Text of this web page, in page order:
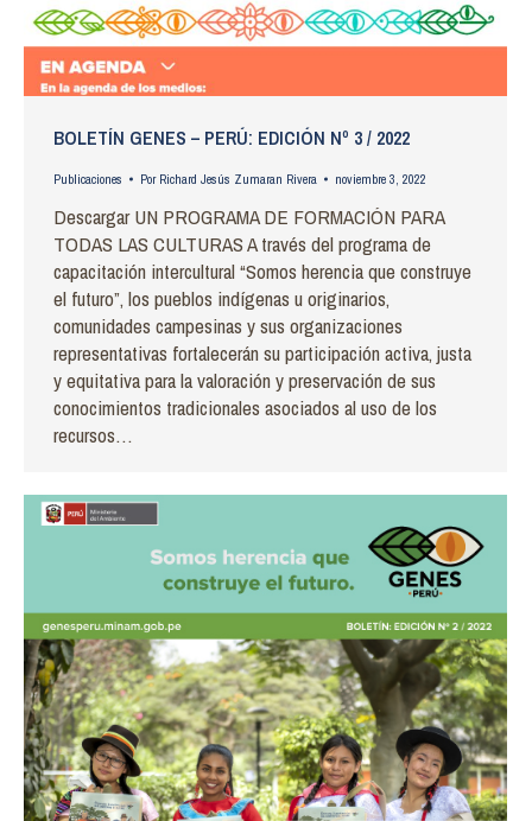
BOLETÍN GENES – PERÚ: EDICIÓN Nº 3 / 2022
Publicaciones Por Richard Jesús Zumaran Rivera noviembre 3, 2022
Descargar UN PROGRAMA DE FORMACIÓN PARA
TODAS LAS CULTURAS A través del programa de
capacitación intercultural “Somos herencia que construye
el futuro”, los pueblos indígenas u originarios,
comunidades campesinas y sus organizaciones
representativas fortalecerán su participación activa, justa
y equitativa para la valoración y preservación de sus
conocimientos tradicionales asociados al uso de los
recursos…